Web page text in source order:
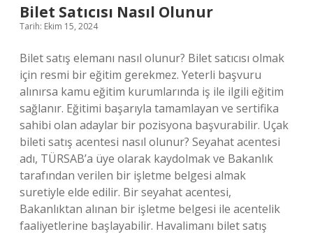
Bilet Satıcısı Nasıl Olunur
Tarih: Ekim 15, 2024
Bilet satış elemanı nasıl olunur? Bilet satıcısı olmak
için resmi bir eğitim gerekmez. Yeterli başvuru
alınırsa kamu eğitim kurumlarında iş ile ilgili eğitim
sağlanır. Eğitimi başarıyla tamamlayan ve sertifika
sahibi olan adaylar bir pozisyona başvurabilir. Uçak
bileti satış acentesi nasıl olunur? Seyahat acentesi
adı, TÜRSAB’a üye olarak kaydolmak ve Bakanlık
tarafından verilen bir işletme belgesi almak
suretiyle elde edilir. Bir seyahat acentesi,
Bakanlıktan alınan bir işletme belgesi ile acentelik
faaliyetlerine başlayabilir. Havalimanı bilet satış